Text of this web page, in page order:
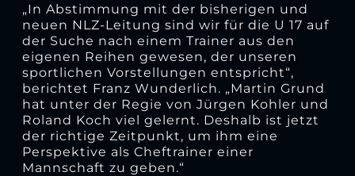
„In Abstimmung mit der bisherigen und
neuen NLZ-Leitung sind wir für die U 17 auf
der Suche nach einem Trainer aus den
eigenen Reihen gewesen, der unseren
sportlichen Vorstellungen entspricht“,
berichtet Franz Wunderlich. „Martin Grund
hat unter der Regie von Jürgen Kohler und
Roland Koch viel gelernt. Deshalb ist jetzt
der richtige Zeitpunkt, um ihm eine
Perspektive als Cheftrainer einer
Mannschaft zu geben.“